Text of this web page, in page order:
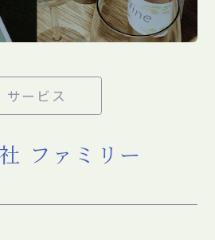
サービス
ファミリー